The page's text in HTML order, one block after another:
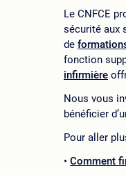
Le CNFCE
sécurité aux
de
fonction
infirmière
Nous vous
bénéficier
Pour aller
Comment